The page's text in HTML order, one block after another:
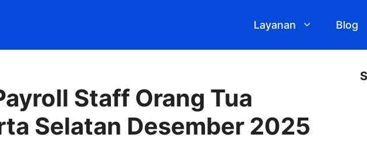
Layanan Blog
Staff Orang Tua
Selatan Desember 2025